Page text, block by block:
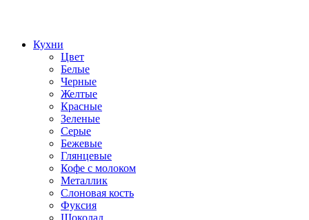
Кухни
Цвет
Белые
Черные
Желтые
Красные
Зеленые
Серые
Бежевые
Глянцевые
Кофе с молоком
Металлик
Слоновая кость
Фуксия
Шоколад